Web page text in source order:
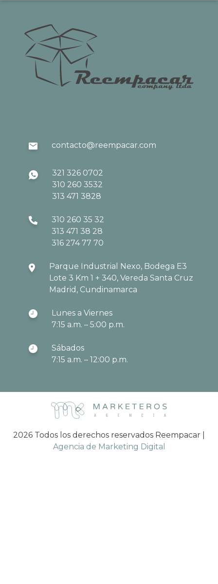
contacto@reempacar.com
321 326 0702
310 260 3532
313 471 3828
310 260 35 32
313 471 38 28
316 274 77 70
Parque Industrial Nexo, Bodega E3
Lote 3 Km 1 + 340, Vereda Santa Cruz
Madrid, Cundinamarca
Lunes a Viernes
7:15 a.m. – 5:00 p.m.
Sábados
7:15 a.m. – 12:00 p.m.
2026 Todos los derechos reservados Reempacar |
Agencia de Marketing Digital